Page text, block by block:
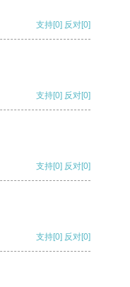
支持[0] 反对[0]
支持[0] 反对[0]
支持[0] 反对[0]
支持[0] 反对[0]